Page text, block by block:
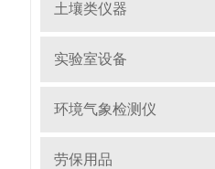
土壤类仪器
实验室设备
环境气象检测仪
劳保用品